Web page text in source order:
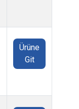
Ürüne
Git